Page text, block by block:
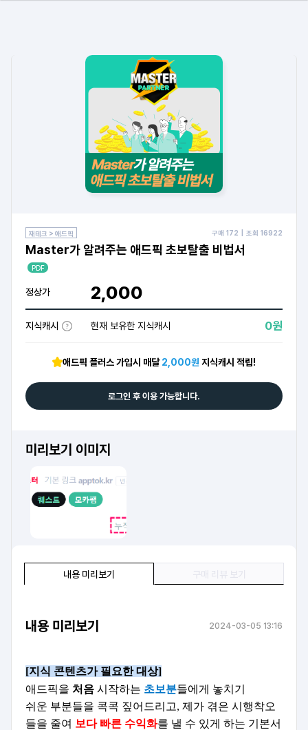
재테크 > 애드픽 구매 172 | 조회 16922
Master가 알려주는 애드픽 초보탈출 비법서
PDF
정상가 2,000
지식캐시 현재 보유한 지식캐시 0원
애드픽 플러스 가입시 매달2,000원 지식캐시 적립!
로그인 후 이용 가능합니다.
내용 미리보기
내용 미리보기 2024-03-05 13:16
[지식 콘텐츠가 필요한 대상]
애드픽을 처음 시작하는 초보분들에게 놓치기
쉬운 부분들을 콕콕 짚어드리고, 제가 겪은 시행착오
들을 줄여 보다 빠른 수익화를 낼 수 있게 하는 기본서
미리보기 이미지